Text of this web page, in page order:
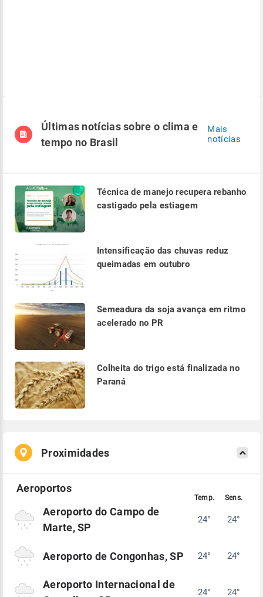
Últimas notícias sobre o clima e
tempo no Brasil
Mais
notícias
Técnica de manejo recupera rebanho
castigado pela estiagem
Intensificação das chuvas reduz
queimadas em outubro
Semeadura da soja avança em ritmo
acelerado no PR
Colheita do trigo está finalizada no
Paraná
Proximidades
Aeroporto do Campo de
Marte, SP
24° 24°
Aeroporto de Congonhas, SP 24° 24°
Aeroporto Internacional de
24° 24°